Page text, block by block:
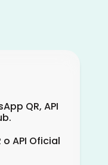
QR, API
API Oficial